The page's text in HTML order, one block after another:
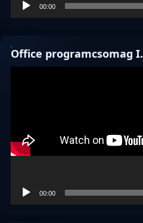
00:00
Office programcsomag I.
00:00